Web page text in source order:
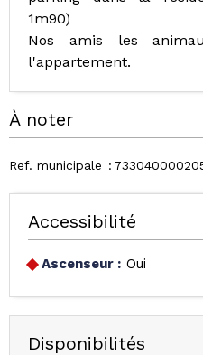
1m90)
Nos amis les
l'appartement.
À noter
Ref. municipale
Accessibilité
Ascenseur : Oui
Disponibilités